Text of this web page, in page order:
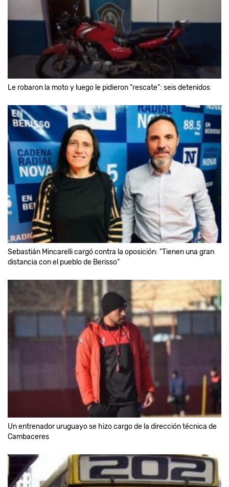
Le robaron la moto y luego le pidieron "rescate": seis detenidos
Sebastián Mincarelli cargó contra la oposición: "Tienen una gran
distancia con el pueblo de Berisso"
Un entrenador uruguayo se hizo cargo de la dirección técnica de
Cambaceres